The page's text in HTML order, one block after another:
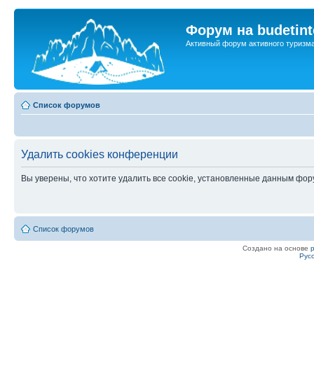
Форум на
Активный форум активного
Список форумов
Удалить cookies конференции
Вы уверены, что хотите удалить все cookie, установленные данным
Список форумов
Создано на основе